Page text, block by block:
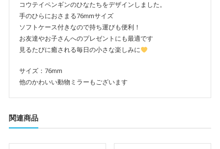
コウテイペンギンのひなたちをデザインしました。
手のひらにおさまる76mmサイズ
ソフトケース付きなので持ち運びも便利！
お友達やお子さんへのプレゼントにも最適です
見るたびに癒される毎日の小さな楽しみに
サイズ：76mm
他のかわいい動物ミラーもございます
関連商品